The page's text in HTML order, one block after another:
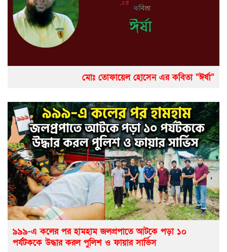
মোঃ তোফায়েল হোসেন এর কবিতা “ঈর্ষা”
৯৯৯-এ কলের পর হামহাম জলপ্রপাতে আটকে পড়া ১০
পর্যটককে উদ্ধার করল পুলিশ ও ফায়ার সার্ভিস